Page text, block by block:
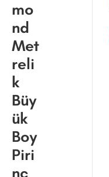
mo
nd
Met
reli
k
Büy
ük
Boy
Piri
nç